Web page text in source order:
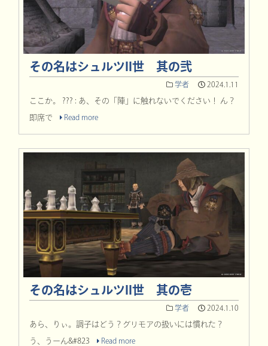
その名はシュルツII世 其の弐
学者 2024.1.11
ここか。 ??? : あ、その「陣」に触れないでください！ ん？
即席で Read more
その名はシュルツII世 其の壱
学者 2024.1.10
あら、りぃ。調子はどう？グリモアの扱いには慣れた？
う、うーん&#823 Read more